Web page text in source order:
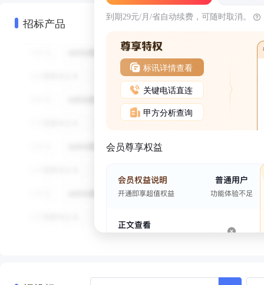
招标产品 到期29元/月/省自动续费，可随时取消。
标讯详情查看
关键电话直连
甲方分析查询
会员尊享权益